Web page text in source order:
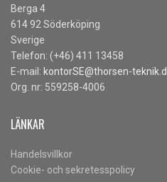
Berga 4
614 92 Söderköping
Sverige
Telefon: (+46) 411 13458
E-mail: kontorSE@thorsen-
Org. nr: 559258-4006
LÄNKAR
Handelsvillkor
Cookie- och sekretesspolicy